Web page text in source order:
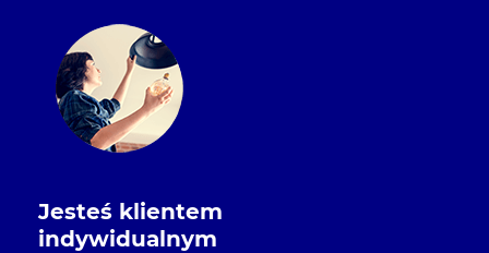
Jesteś klientem
indywidualnym